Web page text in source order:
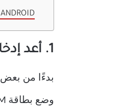
استئناف المكالمات على ANDROID
1. أعد إدخال بطاقة SIM